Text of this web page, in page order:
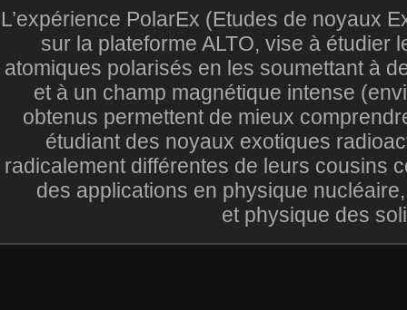
L’expérience PolarEx (Etudes de noyaux
sur la plateforme ALTO, vise à étudier
atomiques polarisés en les soumettant à
et à un champ magnétique intense
obtenus permettent de mieux
étudiant des noyaux exotiques
radicalement différentes de leurs cousins
des applications en physique
et physique des